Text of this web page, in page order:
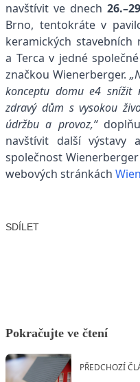
navštívit ve dnech
Brno, tentokráte v
keramických
a Terca v jedné
značkou Wienerberger.
konceptu domu e4 snížit
zdravý dům s vysokou
údržbu a provoz,“
navštívit další výstavy
společnost
webových stránkách
SDÍLET
Pokračujte ve čtení
PŘEDCHOZÍ